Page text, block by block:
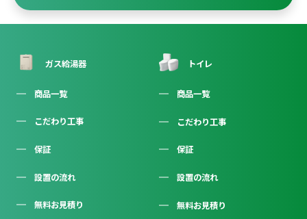
ガス給湯器
商品一覧
こだわり工事
保証
設置の流れ
無料お見積り
トイレ
商品一覧
こだわり工事
保証
設置の流れ
無料お見積り